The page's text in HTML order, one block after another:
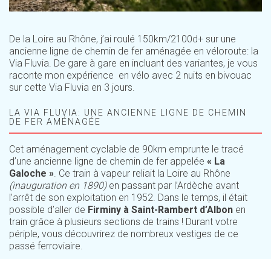
De la Loire au Rhône, j’ai roulé 150km/2100d+ sur une
ancienne ligne de chemin de fer aménagée en véloroute: la
Via Fluvia. De gare à gare en incluant des variantes, je vous
raconte mon expérience en vélo avec 2 nuits en bivouac
sur cette Via Fluvia en 3 jours.
LA VIA FLUVIA: UNE ANCIENNE LIGNE DE CHEMIN
DE FER AMÉNAGÉE
Cet aménagement cyclable de 90km emprunte le tracé
d’une ancienne ligne de chemin de fer appelée « La
Galoche ». Ce train à vapeur reliait la Loire au Rhône
(inauguration en 1890)en passant par l’Ardèche avant
l’arrêt de son exploitation en 1952. Dans le temps, il était
possible d’aller de Firminy à Saint-Rambert d’Albon en
train grâce à plusieurs sections de trains ! Durant votre
périple, vous découvrirez de nombreux vestiges de ce
passé ferroviaire.